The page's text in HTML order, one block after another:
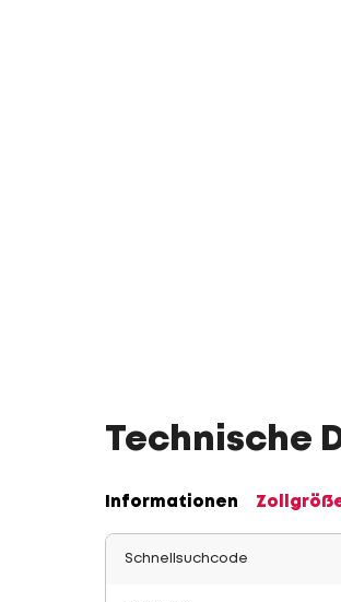
Technische
Informationen
Schnellsuchcode